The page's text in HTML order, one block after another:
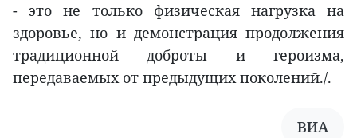
- это не только физическая нагрузка на
здоровье, но и демонстрация продолжения
традиционной доброты и героизма,
передаваемых от предыдущих поколений./.
ВИА